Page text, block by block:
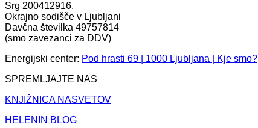
Srg 200412916,
Okrajno sodišče v Ljubljani
Davčna številka 49757814
(smo zavezanci za DDV)
Energijski center: Pod hrasti 69 | 1000 Ljubljana | Kje smo?
SPREMLJAJTE NAS
KNJIŽNICA NASVETOV
HELENIN BLOG